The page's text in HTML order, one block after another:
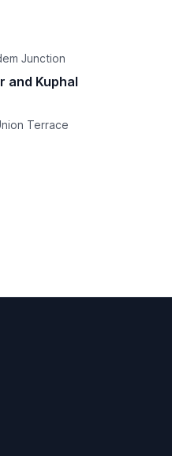
Junction
and Kuphal
Terrace